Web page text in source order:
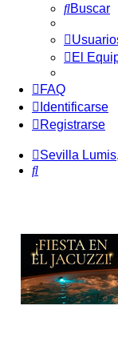
Buscar
El
FAQ
Identificarse
Registrarse
Sevilla
Buscar